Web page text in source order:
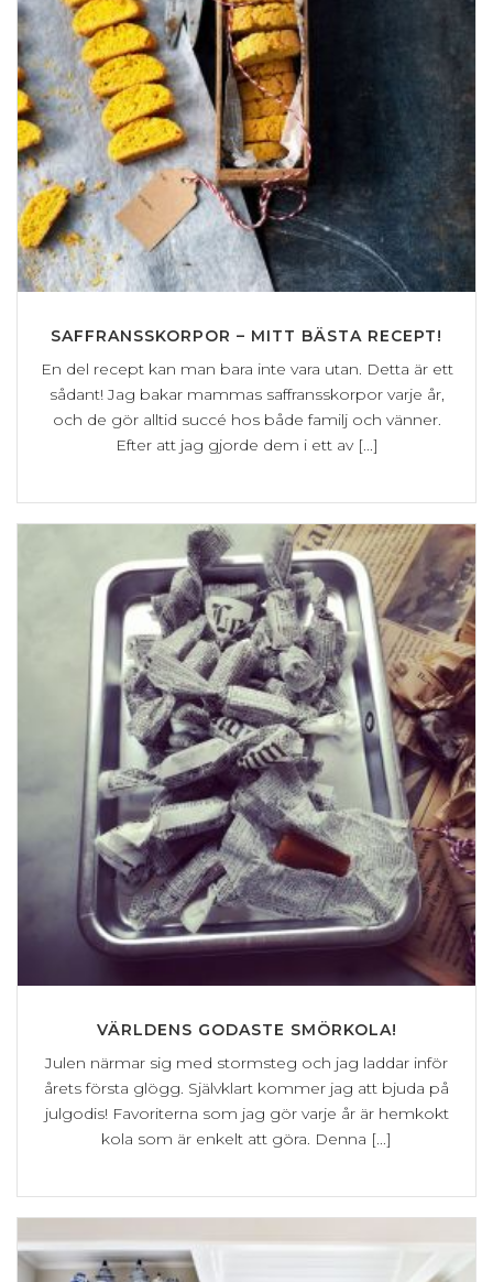
SAFFRANSSKORPOR – MITT BÄSTA RECEPT!
En del recept kan man bara inte vara utan. Detta är ett
sådant! Jag bakar mammas saffransskorpor varje år,
och de gör alltid succé hos både familj och vänner.
Efter att jag gjorde dem i ett av [...]
VÄRLDENS GODASTE SMÖRKOLA!
Julen närmar sig med stormsteg och jag laddar inför
årets första glögg. Självklart kommer jag att bjuda på
julgodis! Favoriterna som jag gör varje år är hemkokt
kola som är enkelt att göra. Denna [...]